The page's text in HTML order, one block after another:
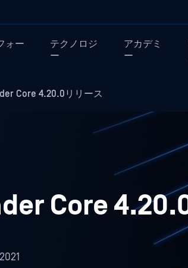
ォー
テクノロジ
ー
アカデミ
ー
Core 4.20.0リリース
Core